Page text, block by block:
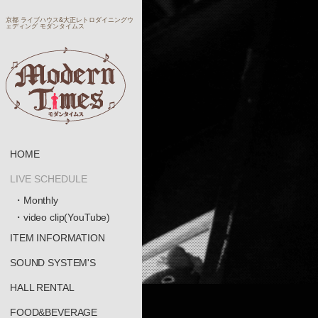
京都 ライブハウス&大正レトロダイニングウ
ェディング モダンタイムス
HOME
LIVE SCHEDULE
・Monthly
・video clip(YouTube)
ITEM INFORMATION
SOUND SYSTEM'S
HALL RENTAL
FOOD&BEVERAGE